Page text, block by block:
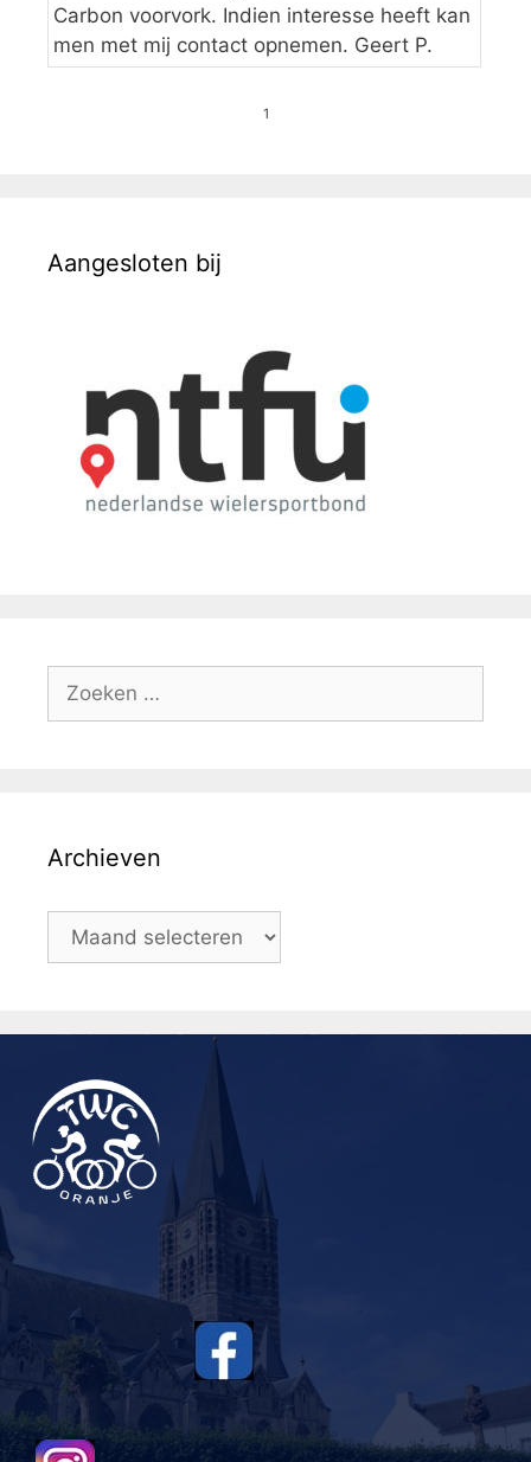
Carbon voorvork. Indien interesse heeft kan
men met mij contact opnemen. Geert P.
1
Aangesloten bij
Archieven